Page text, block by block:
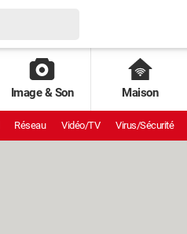
Image & Son Maison
Réseau Vidéo/TV Virus/Sécurité